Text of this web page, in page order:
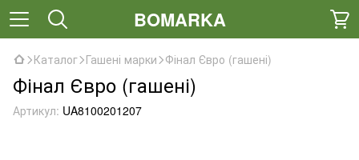
BOMARKA
Каталог Гашені марки Фінал Євро (гашені)
Фінал Євро (гашені)
Артикул: UA8100201207